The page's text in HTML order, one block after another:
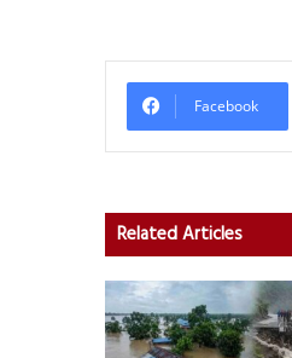
Facebook
Related Articles